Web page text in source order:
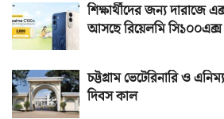
শিক্ষার্থীদের জন্য দারাজে
আসছে রিয়েলমি সি১০০এক্স
চট্টগ্রাম ভেটেরিনারি ও
দিবস কাল